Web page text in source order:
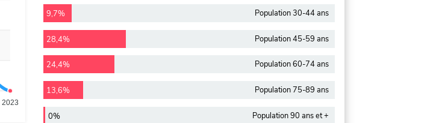
2023
9,7% Population 30-44 ans
28,4% Population 45-59 ans
24,4% Population 60-74 ans
13,6% Population 75-89 ans
0% Population 90 ans et +